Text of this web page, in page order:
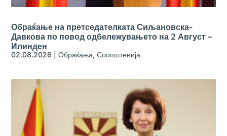
Обраќање на претседателката Сиљановска-
Давкова по повод одбележувањето на 2 Август –
Илинден
02.08.2026 |Обраќања,Соопштенија